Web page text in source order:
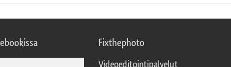
Fixthephoto
Videoeditointipalvelut